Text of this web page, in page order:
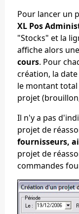
Pour lancer un
XL Pos
"Stocks" et la
affiche alors une
cours. Pour
création, la
le montant total
projet
Il n'y a pas
projet de
fournisseurs,
projet de
commandes